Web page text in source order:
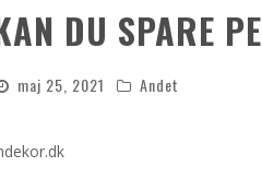
DU SPARE
maj 25, 2021 Andet